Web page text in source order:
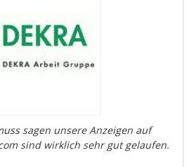
sagen unsere Anzeigen auf
sind wirklich sehr gut gelaufen.